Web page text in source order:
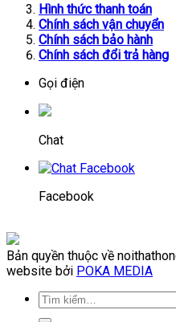
Hình thức thanh toán
Chính sách vận chuyển
Chính sách bảo hành
Chính sách đổi trả hàng
Gọi điện
Chat
Facebook
Bản quyền thuộc về
website bởi POKA MEDIA